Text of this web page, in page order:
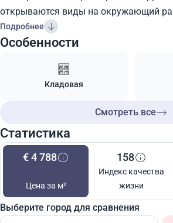
открываются виды на окружающий
Подробнее
Особенности
Кладовая
Смотреть все
Статистика
€ 4 788
Цена за м²
158
Индекс качества
жизни
Выберите город для сравнения